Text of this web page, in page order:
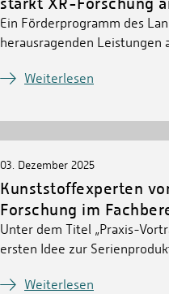
Ein Förderprogramm des
herausragenden
Weiterlesen
03. Dezember 2025
Kunststoffexperten
Forschung im
Unter dem Titel „Praxis-
ersten Idee zur
Weiterlesen